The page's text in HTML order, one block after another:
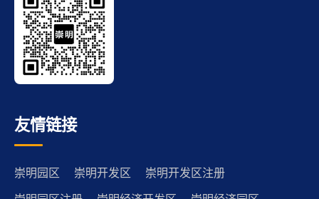
友情链接
崇明园区 崇明开发区 崇明开发区注册